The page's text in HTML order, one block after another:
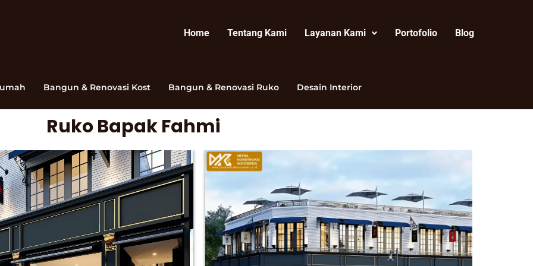
Home Tentang Kami Layanan Kami Portofolio Blog
Bangun & Renovasi Kost Bangun & Renovasi Ruko Desain Interior
Ruko Bapak Fahmi